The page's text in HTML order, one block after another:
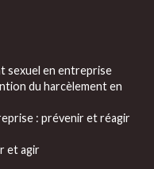
sexuel en entreprise
du harcèlement en
: prévenir et réagir
et agir